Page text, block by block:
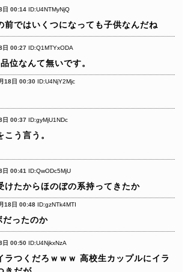
日 00:14 ID:U4NTMyNjQ
前ではいくつになっても子供なんだね
日 00:27 ID:Q1MTYxODA
位なんて無いです。
18日 00:30 ID:U4NjY2Mjc
日 00:37 ID:gyMjU1NDc
う言う。
日 00:41 ID:QwODc5MjU
けたからほのぼの系持ってきたか
18日 00:48 ID:gzNTk4MTI
だったのか
日 00:50 ID:U4NjkxNzA
ラつくだろｗｗｗ 高校生カップルにイラ